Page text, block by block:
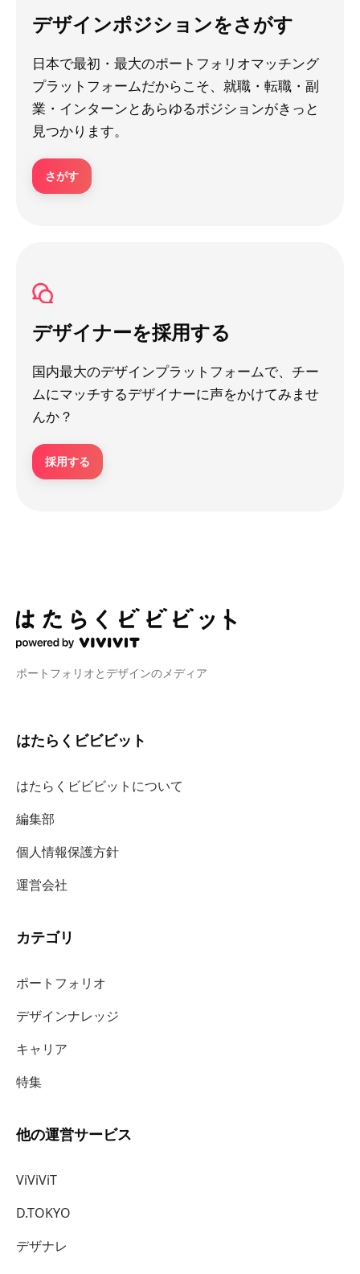
デザインポジションをさがす
日本で最初・最大のポートフォリオマッチング
プラットフォームだからこそ、就職・転職・副
業・インターンとあらゆるポジションがきっと
見つかります。
さがす
デザイナーを採用する
国内最大のデザインプラットフォームで、チー
ムにマッチするデザイナーに声をかけてみませ
んか？
採用する
ポートフォリオとデザインのメディア
はたらくビビビット
はたらくビビビットについて
編集部
個人情報保護方針
運営会社
カテゴリ
ポートフォリオ
デザインナレッジ
キャリア
特集
他の運営サービス
ViViViT
D.TOKYO
デザナレ